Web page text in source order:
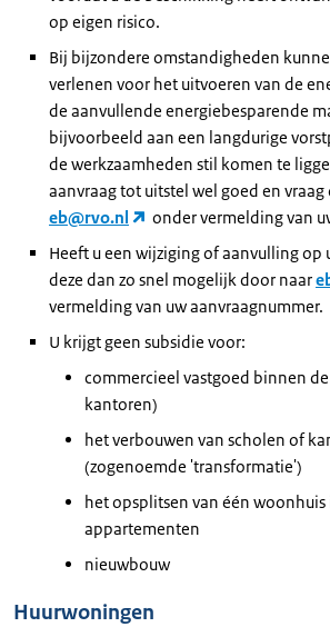
op eigen risico.
Bij bijzondere omstandigheden
verlenen voor het uitvoeren van de
de aanvullende energiebesparende
bijvoorbeeld aan een langdurige
de werkzaamheden stil komen te
aanvraag tot uitstel wel goed en vraag
eb@rvo.nl
onder vermelding van
Heeft u een wijziging of aanvulling op
deze dan zo snel mogelijk door naar
vermelding van uw aanvraagnummer.
U krijgt geen subsidie voor:
commercieel vastgoed binnen
kantoren)
het verbouwen van scholen of
(zogenoemde 'transformatie')
het opsplitsen van één woonhuis
appartementen
nieuwbouw
Huurwoningen